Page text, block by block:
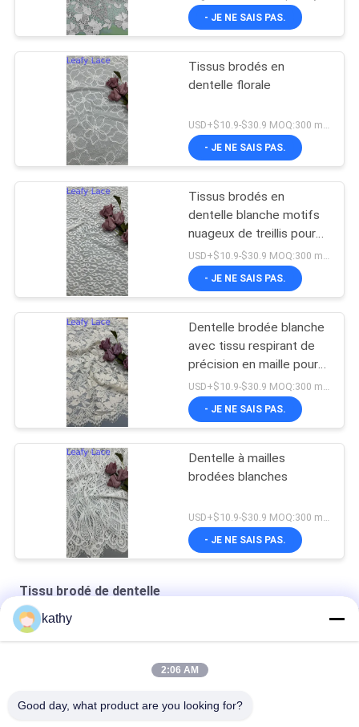
- JE NE SAIS PAS.
Tissus brodés en
dentelle florale
USD+$10.9-$30.9 MOQ:300 mètres
- JE NE SAIS PAS.
Tissus brodés en
dentelle blanche motifs
nuageux de treillis pour
robes de mariée
USD+$10.9-$30.9 MOQ:300 mètres
- JE NE SAIS PAS.
Dentelle brodée blanche
avec tissu respirant de
précision en maille pour
vêtements de cérémonie
- JE NE SAIS PAS.
Dentelle à mailles
brodées blanches
- JE NE SAIS PAS.
Tissu brodé de dentelle
Tissu en dentelle blanc Dentelle brodée Design personnalisé
kathy
2:06 AM
Good day, what product are you looking for?